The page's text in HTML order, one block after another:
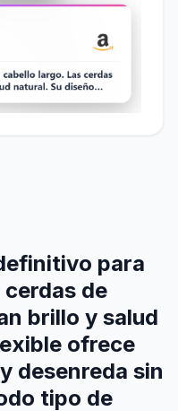
para
de
brillo y salud
ofrece
desenreda sin
tipo de